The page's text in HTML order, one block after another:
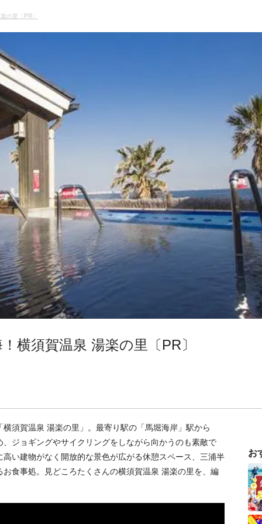
の里〔PR〕
横須賀温泉 湯楽の里〔PR〕
須賀温泉 湯楽の里」。最寄り駅の「馬堀海岸」駅から
ジョギングやサイクリングをしながら向かうのも素敵で
い建物がなく開放的な景色が広がる休憩スペース、三浦半
食事処。見どころたくさんの横須賀温泉 湯楽の里を、編
お